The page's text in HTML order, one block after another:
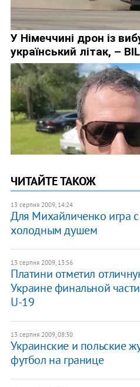
ЧИТАЙТЕ ТАКОЖ
13 серпня 2009, 14:24
Для Михайличенко игра с
холодным душем
13 серпня 2009, 13:56
Платини отметил
Украине финальной
U-19
13 серпня 2009, 08:30
Украинские и польские
футбол на границе